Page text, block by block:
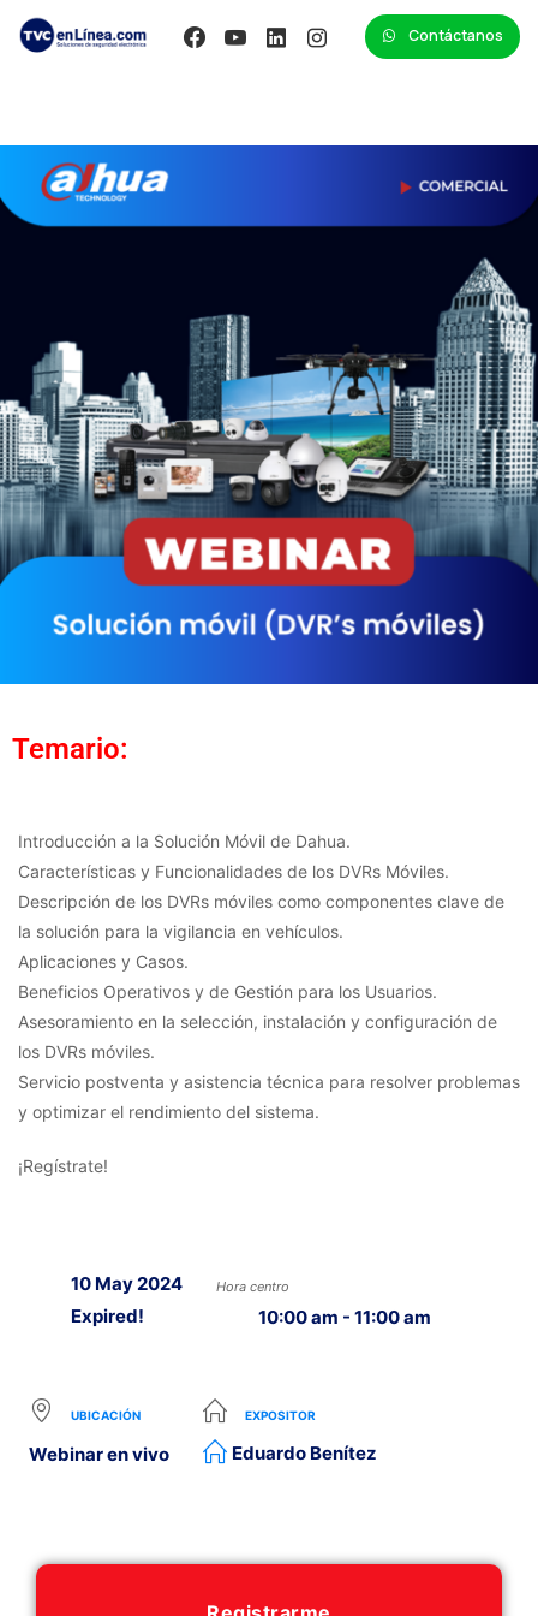
Contáctanos
Temario:
Introducción a la Solución Móvil de Dahua.
Características y Funcionalidades de los DVRs Móviles.
Descripción de los DVRs móviles como componentes clave de
la solución para la vigilancia en vehículos.
Aplicaciones y Casos.
Beneficios Operativos y de Gestión para los Usuarios.
Asesoramiento en la selección, instalación y configuración de
los DVRs móviles.
Servicio postventa y asistencia técnica para resolver problemas
y optimizar el rendimiento del sistema.
¡Regístrate!
10 May 2024
Expired!
Hora centro
10:00 am - 11:00 am
UBICACIÓN
Webinar en vivo
EXPOSITOR
Eduardo Benítez